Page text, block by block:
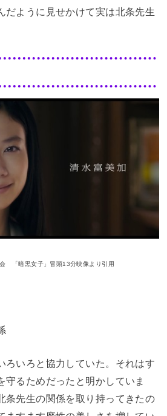
だように見せかけて実は北条先生
「暗黒女子」冒頭13分映像より引用
ろいろと協力していた。それはす
守るためだったと明かしていま
条先生の関係を取り持ってきたの